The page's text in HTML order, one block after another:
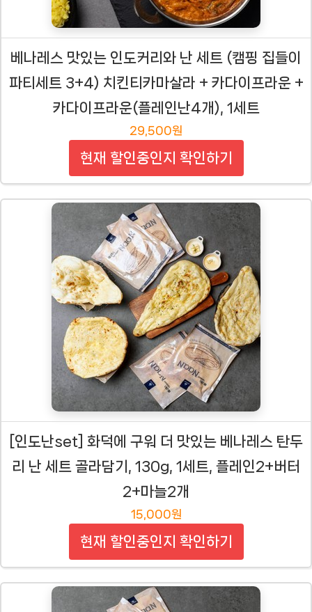
베나레스 맛있는 인도커리와 난 세트 (캠핑 집들이
파티세트 3+4) 치킨티카마살라 + 카다이프라운 +
카다이프라운(플레인난4개), 1세트
29,500원
현재 할인중인지 확인하기
[인도난set] 화덕에 구워 더 맛있는 베나레스 탄두
리 난 세트 골라담기, 130g, 1세트, 플레인2+버터
2+마늘2개
15,000원
현재 할인중인지 확인하기